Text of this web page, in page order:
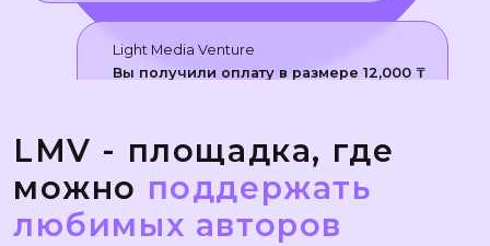
LMV - площадка, где
можно поддержать
любимых авторов
Light Media Venture
Вы получили оплату в размере12,000 ₸
Вы получили оплату в размере 1,000
₸
Итого: 12,500 ₸